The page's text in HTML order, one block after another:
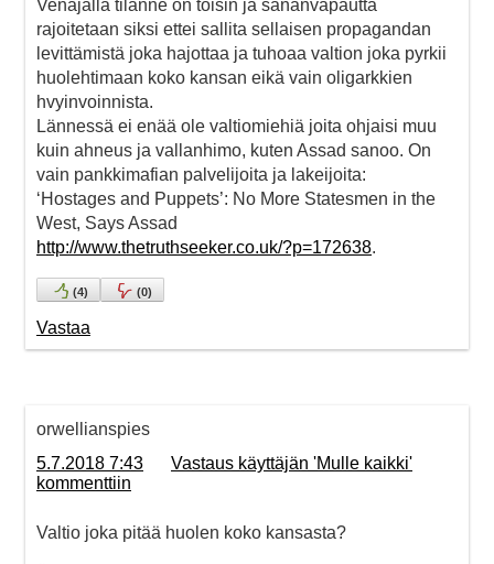
Venäjällä tilanne on toisin ja sananvapautta
rajoitetaan siksi ettei sallita sellaisen propagandan
levittämistä joka hajottaa ja tuhoaa valtion joka pyrkii
huolehtimaan koko kansan eikä vain oligarkkien
hvyinvoinnista.
Lännessä ei enää ole valtiomiehiä joita ohjaisi muu
kuin ahneus ja vallanhimo, kuten Assad sanoo. On
vain pankkimafian palvelijoita ja lakeijoita:
‘Hostages and Puppets’: No More Statesmen in the
West, Says Assad
http://www.thetruthseeker.co.uk/?p=172638.
(4) (0)
Vastaa
orwellianspies
5.7.2018 7:43
Vastaus käyttäjän 'Mulle kaikki'
kommenttiin
Valtio joka pitää huolen koko kansasta?